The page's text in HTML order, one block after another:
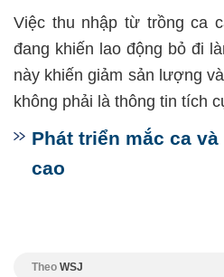
Việc thu nhập từ trồng ca
đang khiến lao động bỏ đi
này khiến giảm sản lượng
không phải là thông tin tích
Phát triển mắc ca
cao
Theo WSJ